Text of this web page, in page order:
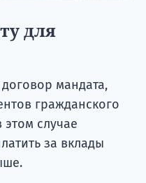
для
мандата,
гражданского
этом случае
за вклады